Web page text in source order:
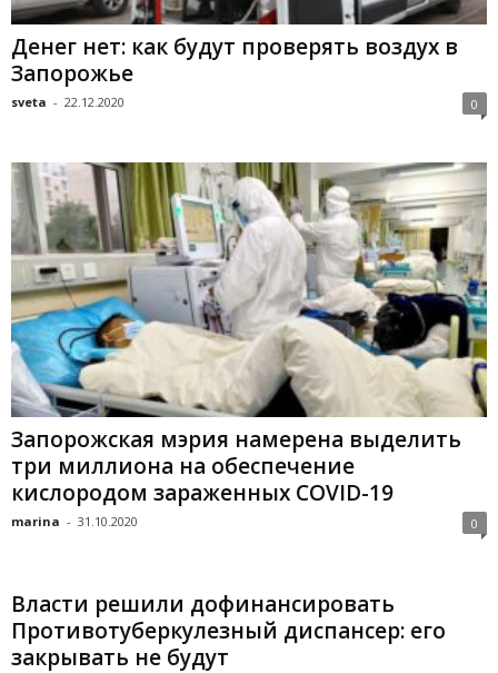
Денег нет: как будут проверять воздух в
Запорожье
sveta - 22.12.2020 0
Запорожская мэрия намерена выделить
три миллиона на обеспечение
кислородом зараженных COVID-19
marina - 31.10.2020 0
Власти решили дофинансировать
Противотуберкулезный диспансер: его
закрывать не будут